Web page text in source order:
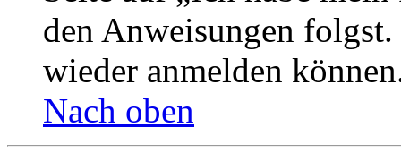
den Anweisungen
wieder anmelden
Nach oben